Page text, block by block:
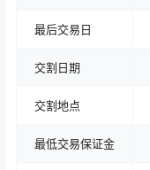
最后交易日
交割日期
交割地点
最低交易保证金